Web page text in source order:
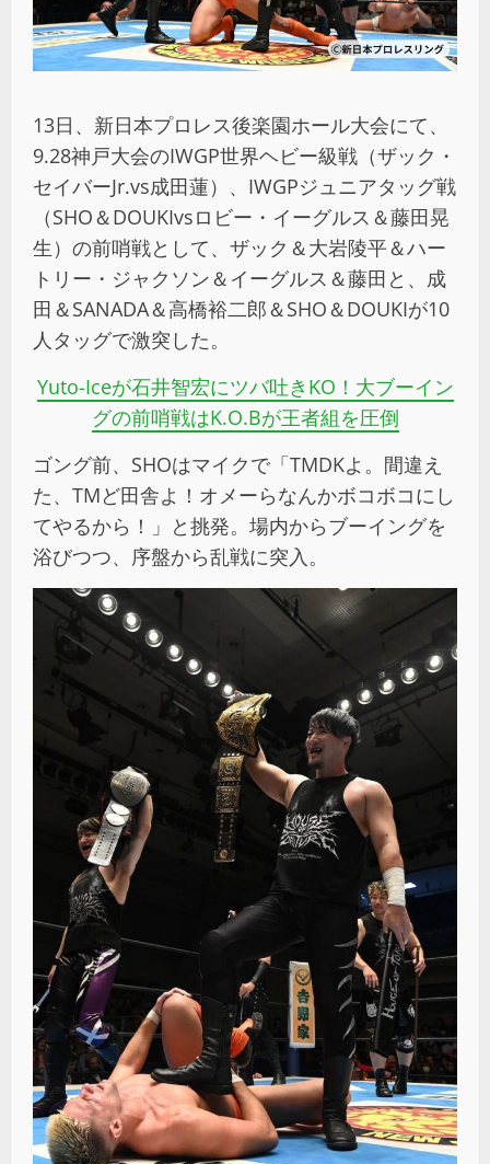
13日、新日本プロレス後楽園ホール大会にて、
9.28神戸大会のIWGP世界ヘビー級戦（ザック・
セイバーJr.vs成田蓮）、IWGPジュニアタッグ戦
（SHO＆DOUKIvsロビー・イーグルス＆藤田晃
生）の前哨戦として、ザック＆大岩陵平＆ハー
トリー・ジャクソン＆イーグルス＆藤田と、成
田＆SANADA＆高橋裕二郎＆SHO＆DOUKIが10
人タッグで激突した。
Yuto-Iceが石井智宏にツバ吐きKO！大ブーイン
グの前哨戦はK.O.Bが王者組を圧倒
ゴング前、SHOはマイクで「TMDKよ。間違え
た、TMど田舎よ！オメーらなんかボコボコにし
てやるから！」と挑発。場内からブーイングを
浴びつつ、序盤から乱戦に突入。